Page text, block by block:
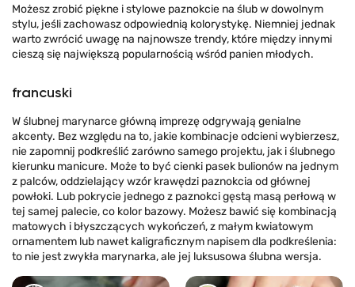
Możesz zrobić piękne i stylowe paznokcie na ślub w dowolnym
stylu, jeśli zachowasz odpowiednią kolorystykę. Niemniej jednak
warto zwrócić uwagę na najnowsze trendy, które między innymi
cieszą się największą popularnością wśród panien młodych.
francuski
W ślubnej marynarce główną imprezę odgrywają genialne
akcenty. Bez względu na to, jakie kombinacje odcieni wybierzesz,
nie zapomnij podkreślić zarówno samego projektu, jak i ślubnego
kierunku manicure. Może to być cienki pasek bulionów na jednym
z palców, oddzielający wzór krawędzi paznokcia od głównej
powłoki. Lub pokrycie jednego z paznokci gęstą masą perłową w
tej samej palecie, co kolor bazowy. Możesz bawić się kombinacją
matowych i błyszczących wykończeń, z małym kwiatowym
ornamentem lub nawet kaligraficznym napisem dla podkreślenia:
to nie jest zwykła marynarka, ale jej luksusowa ślubna wersja.